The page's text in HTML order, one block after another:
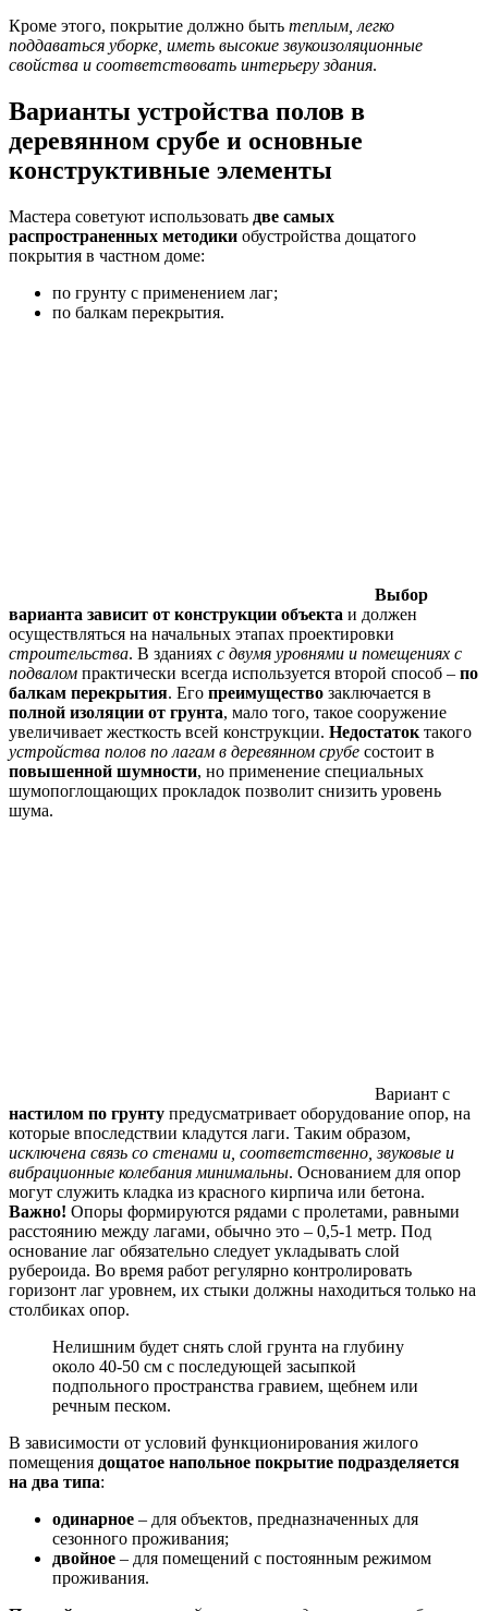
Кроме этого, покрытие должно быть теплым, легко
поддаваться уборке, иметь высокие звукоизоляционные
свойства и соответствовать интерьеру здания.
Варианты устройства полов в
деревянном срубе и основные
конструктивные элементы
Мастера советуют использовать две самых
распространенных методики обустройства дощатого
покрытия в частном доме:
по грунту с применением лаг;
по балкам перекрытия.
Выбор
варианта зависит от конструкции объекта и должен
осуществляться на начальных этапах проектировки
строительства. В зданиях с двумя уровнями и помещениях с
подвалом практически всегда используется второй способ – по
балкам перекрытия. Его преимущество заключается в
полной изоляции от грунта, мало того, такое сооружение
увеличивает жесткость всей конструкции. Недостаток такого
устройства полов по лагам в деревянном срубе состоит в
повышенной шумности, но применение специальных
шумопоглощающих прокладок позволит снизить уровень
шума.
Вариант с
настилом по грунту предусматривает оборудование опор, на
которые впоследствии кладутся лаги. Таким образом,
исключена связь со стенами и, соответственно, звуковые и
вибрационные колебания минимальны. Основанием для опор
могут служить кладка из красного кирпича или бетона.
Важно! Опоры формируются рядами с пролетами, равными
расстоянию между лагами, обычно это – 0,5-1 метр. Под
основание лаг обязательно следует укладывать слой
рубероида. Во время работ регулярно контролировать
горизонт лаг уровнем, их стыки должны находиться только на
столбиках опор.
Нелишним будет снять слой грунта на глубину
около 40-50 см с последующей засыпкой
подпольного пространства гравием, щебнем или
речным песком.
В зависимости от условий функционирования жилого
помещения дощатое напольное покрытие подразделяется
на два типа:
одинарное – для объектов, предназначенных для
сезонного проживания;
двойное – для помещений с постоянным режимом
проживания.